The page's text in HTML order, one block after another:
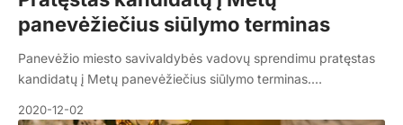
panevėžiečius siūlymo terminas
Panevėžio miesto savivaldybės vadovų sprendimu pratęstas
kandidatų į Metų panevėžiečius siūlymo terminas.…
2020-12-02